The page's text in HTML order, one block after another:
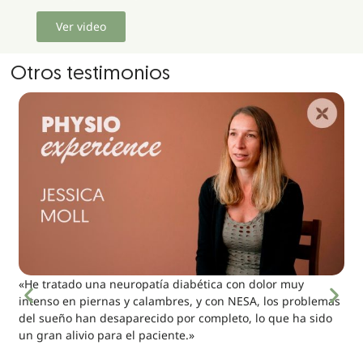
Ver video
Otros testimonios
«He tratado una neuropatía diabética con dolor muy
intenso en piernas y calambres, y con NESA, los problemas
del sueño han desaparecido por completo, lo que ha sido
un gran alivio para el paciente.»